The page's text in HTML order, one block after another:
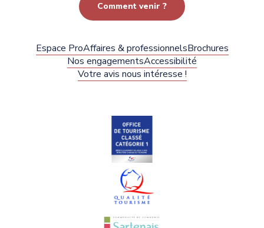
Comment venir ?
Espace ProAffaires & professionnelsBrochures
Nos engagementsAccessibilité
Votre avis nous intéresse !